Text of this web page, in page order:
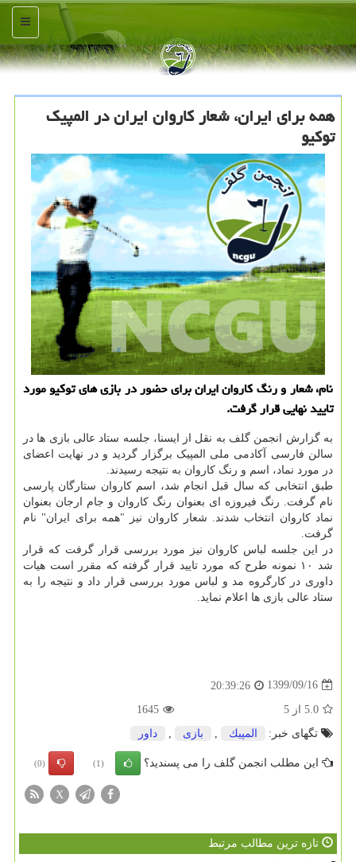
منو
همه برای ایران، شعار كاروان ایران در المپیك
توكیو
نام، شعار و رنگ کاروان ایران برای حضور در بازی های توکیو مورد
تایید نهایی قرار گرفت.
به گزارش انجمن گلف به نقل از ایسنا، جلسه ستاد عالی بازی ها در
سالن فارسی آکادمی ملی المپیک برگزار گردید و در نهایت اعضای
در مورد نماد، اسم و رنگ کاروان به نتیجه رسیدند.
طبق انتخابی که سال قبل انجام شد، اسم کاروان ستارگان پارسی
نام گرفت. رنگ فیروزه ای بعنوان رنگ کاروان و جام ارجان بعنوان
نماد کاروان انتخاب شدند. شعار کاروان نیز "همه برای ایران" نام
گرفت.
در این جلسه لباس کاروان نیز مورد بررسی قرار گرفت که قرار
شد ۱۰ نمونه طرح که مورد تایید قرار گرفته که مقرر است هیات
داوری در کارگروه مد و لباس مورد بررسی قرار داد و نتیجه را به
ستاد عالی بازی ها اعلام نماید.
1399/09/16
20:39:26
5.0 از 5
1645
تگهای خبر:
المپیك بازی داور
این مطلب انجمن گلف را می پسندید؟ (1)
(0)
X
تازه ترین مطالب مرتبط